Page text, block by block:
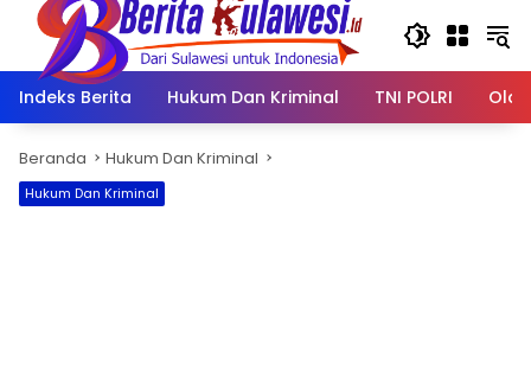
Langsung
konten
Indeks Berita
Hukum Dan Kriminal TNI POLRI
Beranda Hukum Dan Kriminal
Hukum Dan Kriminal